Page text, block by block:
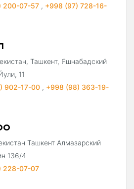
200-07-57 , +998 (97) 728-16-
Ташкент, Яшнабадский
11
902-17-00 , +998 (98) 363-19-
Ташкент Алмазарский
136/4
228-07-07